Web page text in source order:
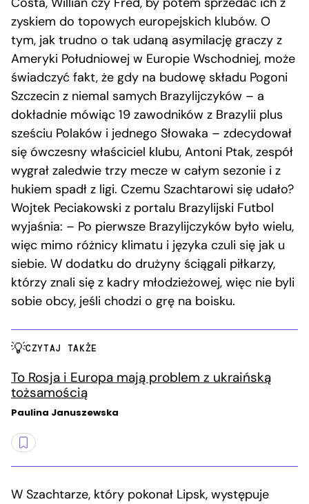
zyskiem do topowych europejskich klubów. O
tym, jak trudno o tak udaną asymilację graczy z
Ameryki Południowej w Europie Wschodniej, może
świadczyć fakt, że gdy na budowę składu Pogoni
Szczecin z niemal samych Brazylijczyków – a
dokładnie mówiąc 19 zawodników z Brazylii plus
sześciu Polaków i jednego Słowaka – zdecydował
się ówczesny właściciel klubu, Antoni Ptak, zespół
wygrał zaledwie trzy mecze w całym sezonie i z
hukiem spadł z ligi. Czemu Szachtarowi się udało?
Wojtek Peciakowski z portalu Brazylijski Futbol
wyjaśnia: – Po pierwsze Brazylijczyków było wielu,
więc mimo różnicy klimatu i języka czuli się jak u
siebie. W dodatku do drużyny ściągali piłkarzy,
którzy znali się z kadry młodzieżowej, więc nie byli
sobie obcy, jeśli chodzi o grę na boisku.
CZYTAJ TAKŻE
To Rosja i Europa mają problem z ukraińską
tożsamością
Paulina Januszewska
W Szachtarze, który pokonał Lipsk, występuje